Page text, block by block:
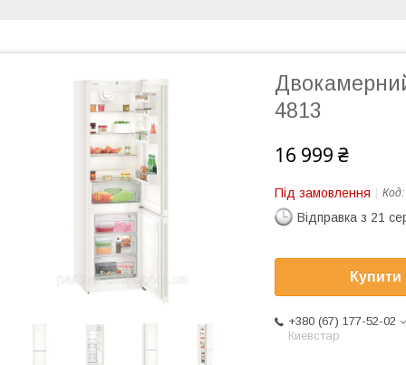
4813
16 999 ₴
Під замовлення Код:
Відправка з 21
Купити
+380 (67) 177-52-02
Киевстар